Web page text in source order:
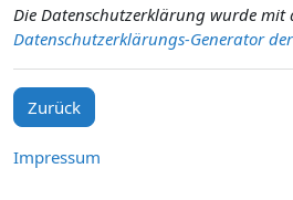
Die Datenschutzerklärung wurde mit
Datenschutzerklärungs-Generator
Zurück
Impressum